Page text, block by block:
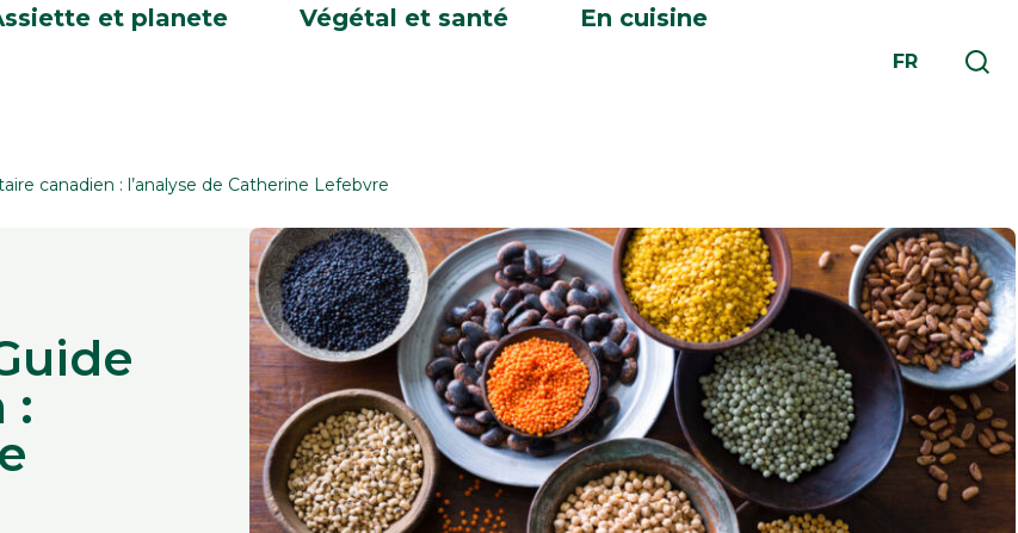
et planete Végétal et santé En cuisine
FR
canadien : l’analyse de Catherine Lefebvre
: